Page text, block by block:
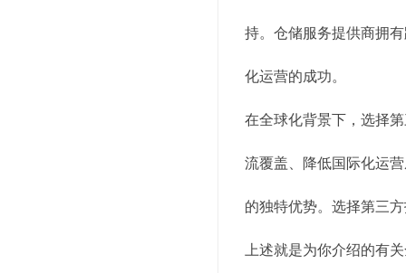
持。仓储服务提供商拥
化运营的成功。
在全球化背景下，选择
流覆盖、降低国际化运
的独特优势。选择第三
上述就是为你介绍的有关